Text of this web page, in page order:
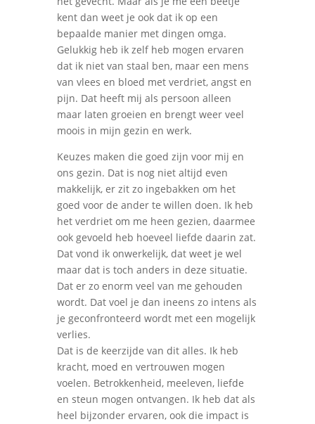
kent dan weet je ook dat ik op een
bepaalde manier met dingen omga.
Gelukkig heb ik zelf heb mogen ervaren
dat ik niet van staal ben, maar een mens
van vlees en bloed met verdriet, angst en
pijn. Dat heeft mij als persoon alleen
maar laten groeien en brengt weer veel
moois in mijn gezin en werk.
Keuzes maken die goed zijn voor mij en
ons gezin. Dat is nog niet altijd even
makkelijk, er zit zo ingebakken om het
goed voor de ander te willen doen. Ik heb
het verdriet om me heen gezien, daarmee
ook gevoeld heb hoeveel liefde daarin zat.
Dat vond ik onwerkelijk, dat weet je wel
maar dat is toch anders in deze situatie.
Dat er zo enorm veel van me gehouden
wordt. Dat voel je dan ineens zo intens als
je geconfronteerd wordt met een mogelijk
verlies.
Dat is de keerzijde van dit alles. Ik heb
kracht, moed en vertrouwen mogen
voelen. Betrokkenheid, meeleven, liefde
en steun mogen ontvangen. Ik heb dat als
heel bijzonder ervaren, ook die impact is